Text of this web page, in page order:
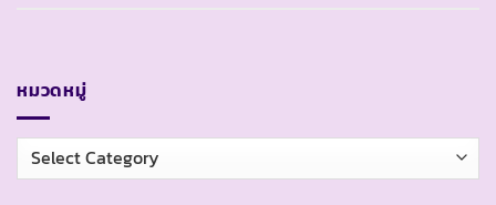
หมวดหมู่
หมวด
หมู่